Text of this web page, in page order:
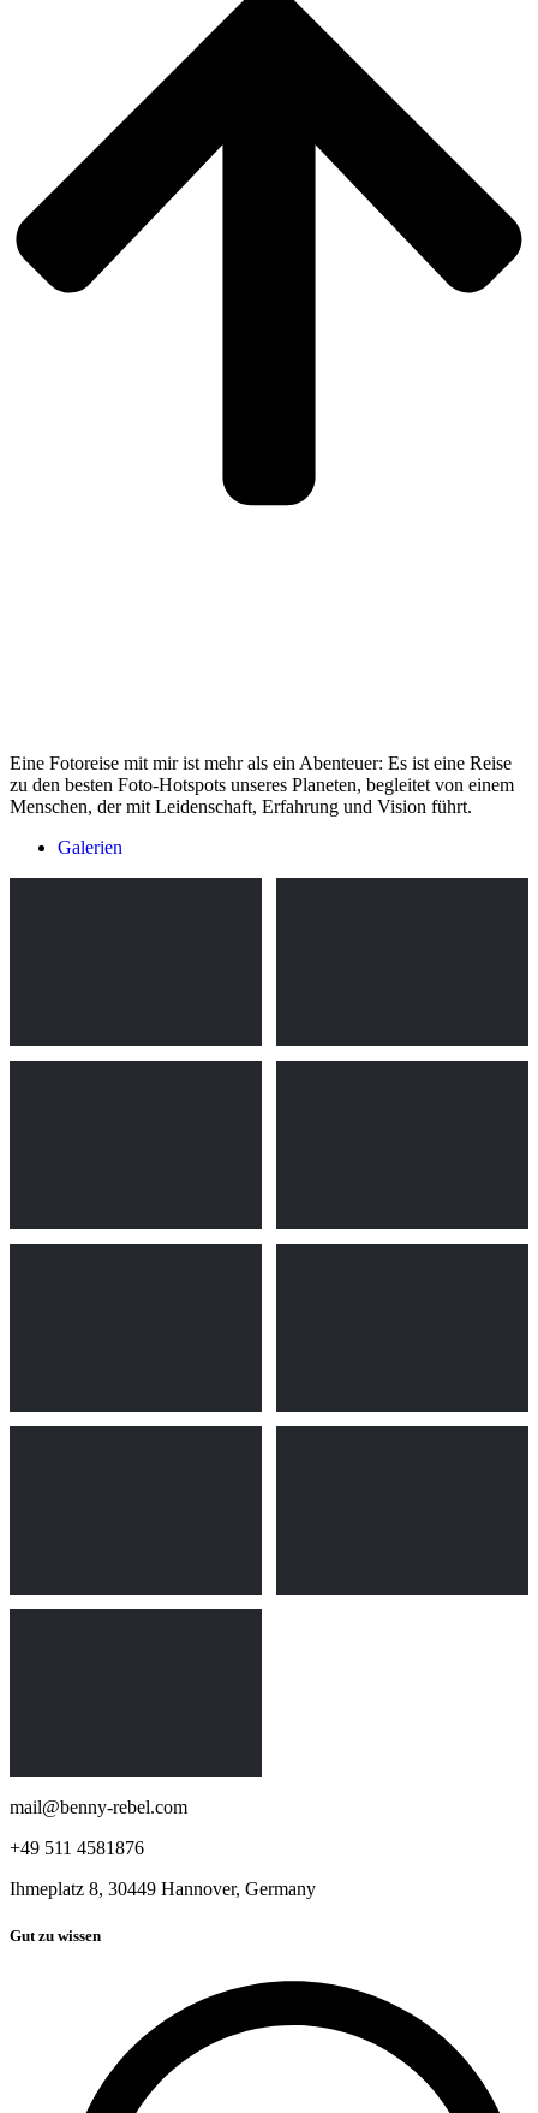
Eine Fotoreise mit mir ist mehr als ein Abenteuer: Es ist eine Reise
zu den besten Foto-Hotspots unseres Planeten, begleitet von einem
Menschen, der mit Leidenschaft, Erfahrung und Vision führt.
Galerien
mail@benny-rebel.com
+49 511 4581876
Ihmeplatz 8, 30449 Hannover, Germany
Gut zu wissen